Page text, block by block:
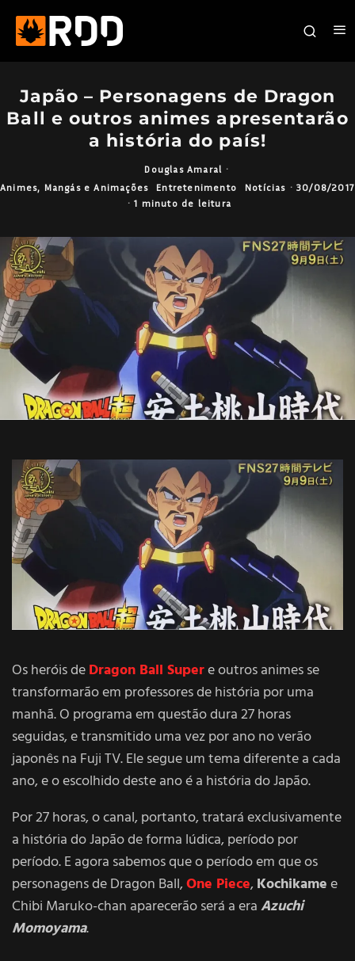
Japão – Personagens de Dragon
Ball e outros animes apresentarão
a história do país!
Douglas Amaral ·
Animes, Mangás e Animações
Entretenimento Notícias · 30/08/2017
· 1 minuto de leitura
Os heróis deDragon Ball Supere outros animes se
transformarão em professores de história por uma
manhã. O programa em questão dura 27 horas
seguidas, e transmitido uma vez por ano no verão
japonês na Fuji TV. Ele segue um tema diferente a cada
ano, e o escolhido deste ano é a história do Japão.
Por 27 horas, o canal, portanto, tratará exclusivamente
a história do Japão de forma lúdica, período por
período. E agora sabemos que o período em que os
personagens de Dragon Ball,One Piece,Kochikamee
Chibi Maruko-chan aparecerão será a eraAzuchi
Momoyama.